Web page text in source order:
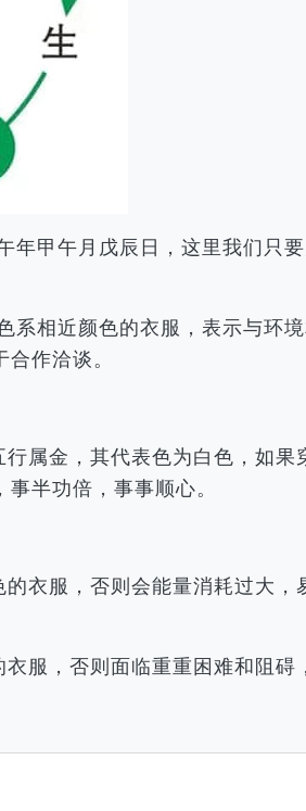
甲午月戊辰日，这里我们只
相近颜色的衣服，表示与环
作洽谈。
属金，其代表色为白色，如果
半功倍，事事顺心。
衣服，否则会能量消耗过大，
服，否则面临重重困难和阻碍